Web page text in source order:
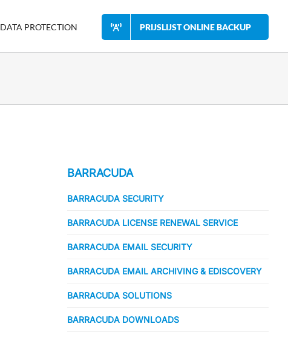
DATA PROTECTION PRIJSLIJST ONLINE BACKUP
BARRACUDA
BARRACUDA SECURITY
BARRACUDA LICENSE RENEWAL SERVICE
BARRACUDA EMAIL SECURITY
BARRACUDA EMAIL ARCHIVING & EDISCOVERY
BARRACUDA SOLUTIONS
BARRACUDA DOWNLOADS